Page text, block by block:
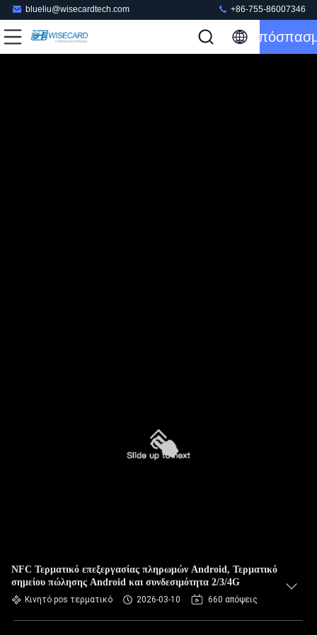
blueliu@wisecardtech.com +86-755-86007346
NFC Τερματικό επεξεργασίας πληρωμών Android, Τερματικό
σημείου πώλησης Android και συνδεσιμότητα 2/3/4G
Κινητό pos τερματικό 2026-03-10 660 απόψεις